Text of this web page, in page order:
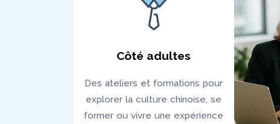
Côté adultes
Des ateliers et formations pour
explorer la culture chinoise, se
former ou vivre une expérience